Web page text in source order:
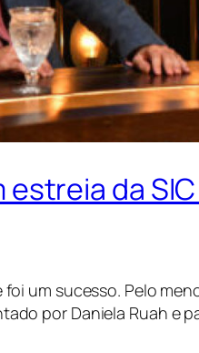
da
um sucesso. Pelo
por Daniela Ruah e